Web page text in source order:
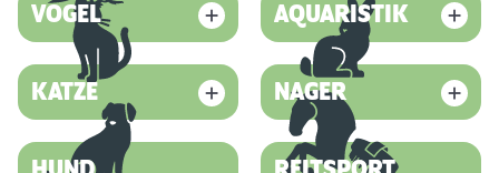
VOGEL AQUARISTIK
KATZE NAGER